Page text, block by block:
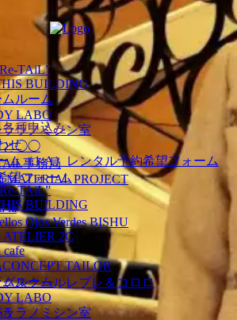
TAiL”
BUILDING
ルーム
LABO
ラノミシン室
と◯◯
事務局
MATERIAL PROJECT
là
Ojos Verdes BISHU
ATELIER 2C
cafe
CONCEPT TAILOR
スクールレプレ＆コロロ
種申込み
せ
ム（1-A）レンタル予約希望フォーム
望フォーム
TAiL”
BUILDING
ルーム
LABO
ラノミシン室
ー）春のパター
会